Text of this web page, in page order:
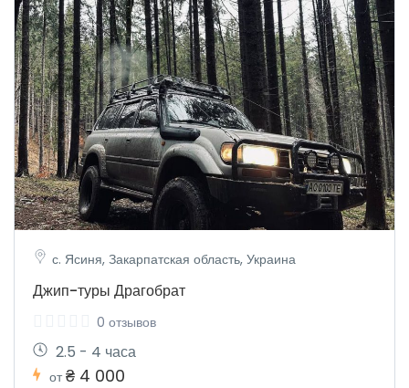
с. Ясиня, Закарпатская область, Украина
Джип-туры Драгобрат
0 отзывов
2.5 - 4 часа
от₴ 4 000